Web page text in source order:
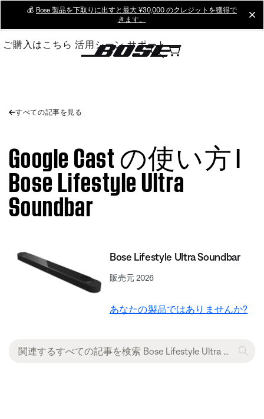
Main
💰 Bose 製品を下取りに出すと最大 ¥30,000 のクレジットを獲得で
きます。
ご購入はこちら 活用シーン サポート
すべての記事を見る
Google Cast の使い方 |
Bose Lifestyle Ultra
Soundbar
Bose Lifestyle Ultra Soundbar
販売元 2026
あなたの製品ではありませんか?